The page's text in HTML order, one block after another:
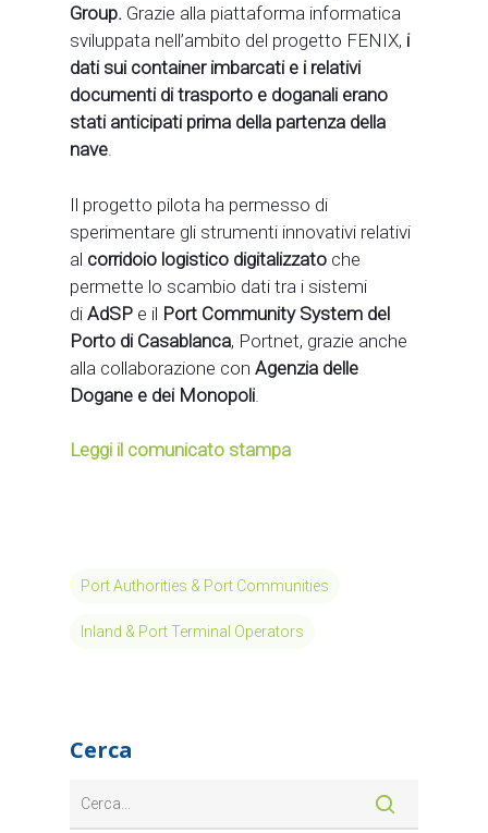
Group. Grazie alla piattaforma informatica
sviluppata nell’ambito del progetto FENIX, i
dati sui container imbarcati e i relativi
documenti di trasporto e doganali erano
stati anticipati prima della partenza della
nave.
Il progetto pilota ha permesso di
sperimentare gli strumenti innovativi relativi
al corridoio logistico digitalizzato che
permette lo scambio dati tra i sistemi
di AdSP e il Port Community System del
Porto di Casablanca, Portnet, grazie anche
alla collaborazione con Agenzia delle
Dogane e dei Monopoli.
Leggi il comunicato stampa
Port Authorities & Port Communities
Inland & Port Terminal Operators
Cerca